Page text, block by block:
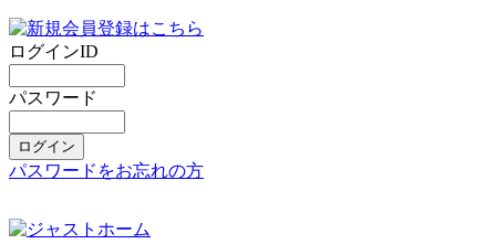
ログインID
パスワード
パスワードをお忘れの方